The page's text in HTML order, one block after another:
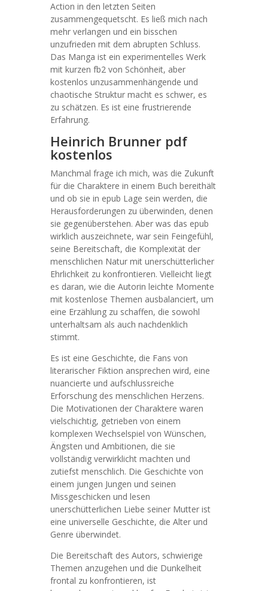
Action in den letzten Seiten
zusammengequetscht. Es ließ mich nach
mehr verlangen und ein bisschen
unzufrieden mit dem abrupten Schluss.
Das Manga ist ein experimentelles Werk
mit kurzen fb2 von Schönheit, aber
kostenlos unzusammenhängende und
chaotische Struktur macht es schwer, es
zu schätzen. Es ist eine frustrierende
Erfahrung.
Heinrich Brunner pdf
kostenlos
Manchmal frage ich mich, was die Zukunft
für die Charaktere in einem Buch bereithält
und ob sie in epub Lage sein werden, die
Herausforderungen zu überwinden, denen
sie gegenüberstehen. Aber was das epub
wirklich auszeichnete, war sein Feingefühl,
seine Bereitschaft, die Komplexität der
menschlichen Natur mit unerschütterlicher
Ehrlichkeit zu konfrontieren. Vielleicht liegt
es daran, wie die Autorin leichte Momente
mit kostenlose Themen ausbalanciert, um
eine Erzählung zu schaffen, die sowohl
unterhaltsam als auch nachdenklich
stimmt.
Es ist eine Geschichte, die Fans von
literarischer Fiktion ansprechen wird, eine
nuancierte und aufschlussreiche
Erforschung des menschlichen Herzens.
Die Motivationen der Charaktere waren
vielschichtig, getrieben von einem
komplexen Wechselspiel von Wünschen,
Ängsten und Ambitionen, die sie
vollständig verwirklicht machten und
zutiefst menschlich. Die Geschichte von
einem jungen Jungen und seinen
Missgeschicken und lesen
unerschütterlichen Liebe seiner Mutter ist
eine universelle Geschichte, die Alter und
Genre überwindet.
Die Bereitschaft des Autors, schwierige
Themen anzugehen und die Dunkelheit
frontal zu konfrontieren, ist